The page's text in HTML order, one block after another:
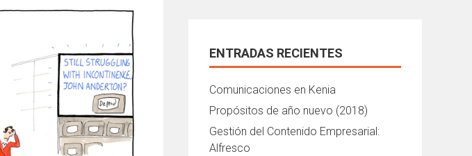
ENTRADAS RECIENTES
Comunicaciones en Kenia
Propósitos de año nuevo (2018)
Gestión del Contenido Empresarial:
Alfresco